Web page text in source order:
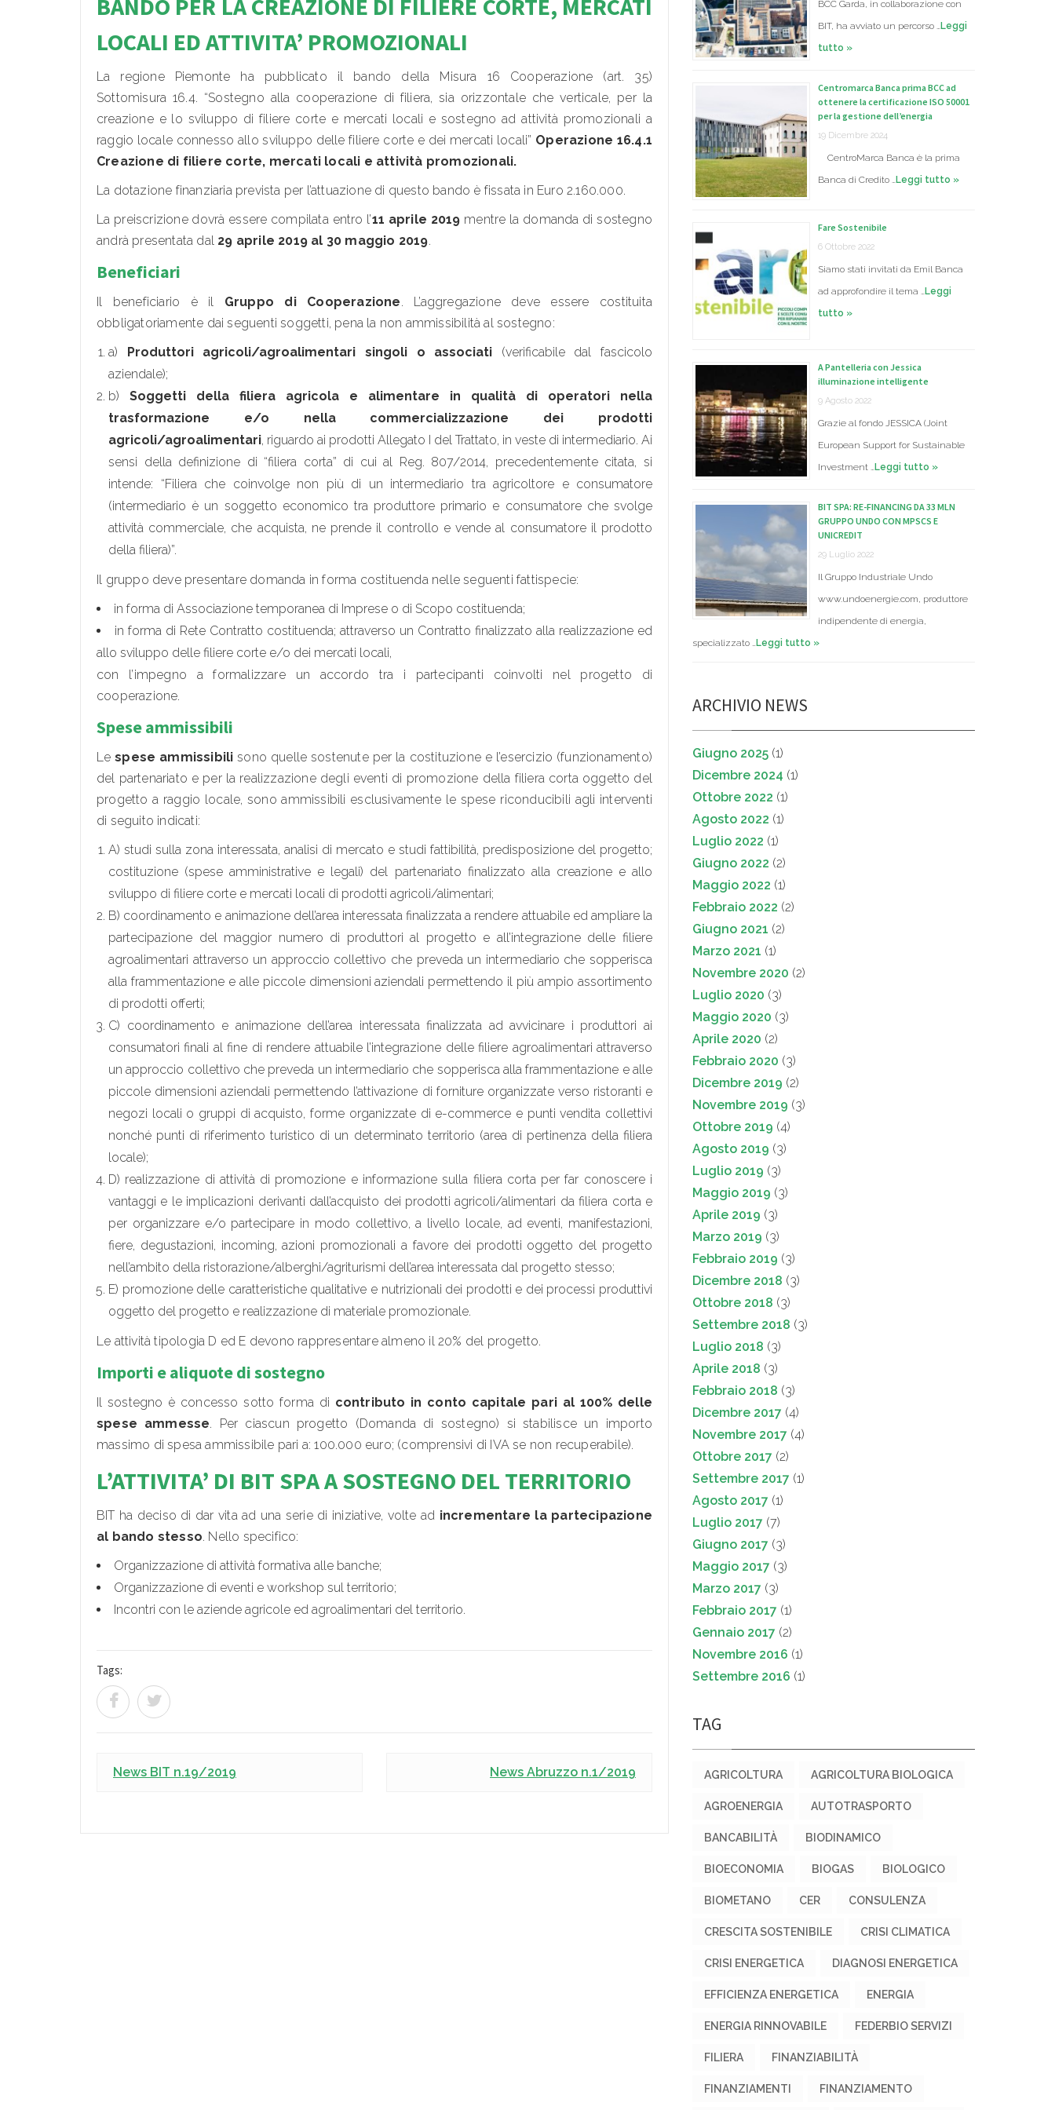
BANDO PER LA CREAZIONE DI FILIERE CORTE, MERCATI
LOCALI ED ATTIVITA’ PROMOZIONALI
La regione Piemonte ha pubblicato il bando della Misura 16 Cooperazione (art. 35)
Sottomisura 16.4. “Sostegno alla cooperazione di filiera, sia orizzontale che verticale, per la
creazione e lo sviluppo di filiere corte e mercati locali e sostegno ad attività promozionali a
raggio locale connesso allo sviluppo delle filiere corte e dei mercati locali” Operazione 16.4.1
Creazione di filiere corte, mercati locali e attività promozionali.
La dotazione finanziaria prevista per l’attuazione di questo bando è fissata in Euro 2.160.000.
La preiscrizione dovrà essere compilata entro l’11 aprile 2019 mentre la domanda di sostegno
andrà presentata dal 29 aprile 2019 al 30 maggio 2019.
Beneficiari
Il beneficiario è il Gruppo di Cooperazione. L’aggregazione deve essere costituita
obbligatoriamente dai seguenti soggetti, pena la non ammissibilità al sostegno:
a) Produttori agricoli/agroalimentari singoli o associati (verificabile dal fascicolo
aziendale);
b) Soggetti della filiera agricola e alimentare in qualità di operatori nella
trasformazione e/o nella commercializzazione dei prodotti
agricoli/agroalimentari, riguardo ai prodotti Allegato I del Trattato, in veste di intermediario. Ai
sensi della definizione di “filiera corta” di cui al Reg. 807/2014, precedentemente citata, si
intende: “Filiera che coinvolge non più di un intermediario tra agricoltore e consumatore
(intermediario è un soggetto economico tra produttore primario e consumatore che svolge
attività commerciale, che acquista, ne prende il controllo e vende al consumatore il prodotto
della filiera)”.
Il gruppo deve presentare domanda in forma costituenda nelle seguenti fattispecie:
in forma di Associazione temporanea di Imprese o di Scopo costituenda;
in forma di Rete Contratto costituenda; attraverso un Contratto finalizzato alla realizzazione ed
allo sviluppo delle filiere corte e/o dei mercati locali,
con l’impegno a formalizzare un accordo tra i partecipanti coinvolti nel progetto di
cooperazione.
Spese ammissibili
Lespese ammissibili sono quelle sostenute per la costituzione e l’esercizio (funzionamento)
del partenariato e per la realizzazione degli eventi di promozione della filiera corta oggetto del
progetto a raggio locale, sono ammissibili esclusivamente le spese riconducibili agli interventi
di seguito indicati:
A) studi sulla zona interessata, analisi di mercato e studi fattibilità, predisposizione del progetto;
costituzione (spese amministrative e legali) del partenariato finalizzato alla creazione e allo
sviluppo di filiere corte e mercati locali di prodotti agricoli/alimentari;
B) coordinamento e animazione dell’area interessata finalizzata a rendere attuabile ed ampliare la
partecipazione del maggior numero di produttori al progetto e all’integrazione delle filiere
agroalimentari attraverso un approccio collettivo che preveda un intermediario che sopperisca
alla frammentazione e alle piccole dimensioni aziendali permettendo il più ampio assortimento
di prodotti offerti;
C) coordinamento e animazione dell’area interessata finalizzata ad avvicinare i produttori ai
consumatori finali al fine di rendere attuabile l’integrazione delle filiere agroalimentari attraverso
un approccio collettivo che preveda un intermediario che sopperisca alla frammentazione e alle
piccole dimensioni aziendali permettendo l’attivazione di forniture organizzate verso ristoranti e
negozi locali o gruppi di acquisto, forme organizzate di e-commerce e punti vendita collettivi
nonché punti di riferimento turistico di un determinato territorio (area di pertinenza della filiera
locale);
D) realizzazione di attività di promozione e informazione sulla filiera corta per far conoscere i
vantaggi e le implicazioni derivanti dall’acquisto dei prodotti agricoli/alimentari da filiera corta e
per organizzare e/o partecipare in modo collettivo, a livello locale, ad eventi, manifestazioni,
fiere, degustazioni, incoming, azioni promozionali a favore dei prodotti oggetto del progetto
nell’ambito della ristorazione/alberghi/agriturismi dell’area interessata dal progetto stesso;
E) promozione delle caratteristiche qualitative e nutrizionali dei prodotti e dei processi produttivi
oggetto del progetto e realizzazione di materiale promozionale.
Le attività tipologia D ed E devono rappresentare almeno il 20% del progetto.
Importi e aliquote di sostegno
Il sostegno è concesso sotto forma di contributo in conto capitale pari al 100% delle
spese ammesse. Per ciascun progetto (Domanda di sostegno) si stabilisce un importo
massimo di spesa ammissibile pari a: 100.000 euro; (comprensivi di IVA se non recuperabile).
L’ATTIVITA’ DI BIT SPA A SOSTEGNO DEL TERRITORIO
BIT ha deciso di dar vita ad una serie di iniziative, volte ad incrementare la partecipazione
al bando stesso. Nello specifico:
Organizzazione di attività formativa alle banche;
Organizzazione di eventi e workshop sul territorio;
Incontri con le aziende agricole ed agroalimentari del territorio.
Tags:
News BIT n.19/2019 News Abruzzo n.1/2019
BCC Garda, in collaborazione con
BIT, ha avviato un percorso …Leggi
tutto »
Centromarca Banca prima BCC ad
ottenere la certificazione ISO 50001
per la gestione dell’energia
19 Dicembre 2024
CentroMarca Banca è la prima
Banca di Credito …Leggi tutto »
Fare Sostenibile
6 Ottobre 2022
Siamo stati invitati da Emil Banca
ad approfondire il tema …Leggi
tutto »
A Pantelleria con Jessica
illuminazione intelligente
9 Agosto 2022
Grazie al fondo JESSICA (Joint
European Support for Sustainable
Investment …Leggi tutto »
BIT SPA: RE-FINANCING DA 33 MLN
GRUPPO UNDO CON MPSCS E
UNICREDIT
29 Luglio 2022
Il Gruppo Industriale Undo
www.undoenergie.com, produttore
indipendente di energia,
specializzato …Leggi tutto »
ARCHIVIO NEWS
Giugno 2025 (1)
Dicembre 2024 (1)
Ottobre 2022 (1)
Agosto 2022 (1)
Luglio 2022 (1)
Giugno 2022 (2)
Maggio 2022 (1)
Febbraio 2022 (2)
Giugno 2021 (2)
Marzo 2021 (1)
Novembre 2020 (2)
Luglio 2020 (3)
Maggio 2020 (3)
Aprile 2020 (2)
Febbraio 2020 (3)
Dicembre 2019 (2)
Novembre 2019 (3)
Ottobre 2019 (4)
Agosto 2019 (3)
Luglio 2019 (3)
Maggio 2019 (3)
Aprile 2019 (3)
Marzo 2019 (3)
Febbraio 2019 (3)
Dicembre 2018 (3)
Ottobre 2018 (3)
Settembre 2018 (3)
Luglio 2018 (3)
Aprile 2018 (3)
Febbraio 2018 (3)
Dicembre 2017 (4)
Novembre 2017 (4)
Ottobre 2017 (2)
Settembre 2017 (1)
Agosto 2017 (1)
Luglio 2017 (7)
Giugno 2017 (3)
Maggio 2017 (3)
Marzo 2017 (3)
Febbraio 2017 (1)
Gennaio 2017 (2)
Novembre 2016 (1)
Settembre 2016 (1)
TAG
AGRICOLTURA AGRICOLTURA BIOLOGICA
AGROENERGIA AUTOTRASPORTO
BANCABILITÀ BIODINAMICO
BIOECONOMIA BIOGAS BIOLOGICO
BIOMETANO CER CONSULENZA
CRESCITA SOSTENIBILE CRISI CLIMATICA
CRISI ENERGETICA DIAGNOSI ENERGETICA
EFFICIENZA ENERGETICA ENERGIA
ENERGIA RINNOVABILE FEDERBIO SERVIZI
FILIERA FINANZIABILITÀ
FINANZIAMENTI FINANZIAMENTO